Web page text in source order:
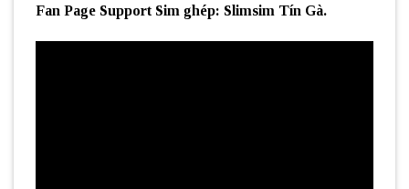
Fan Page Support Sim ghép: Slimsim Tín Gà.